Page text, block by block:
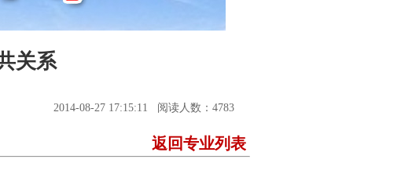
关系
2014-08-27 17:15:11 阅读人数：4783
返回专业列表